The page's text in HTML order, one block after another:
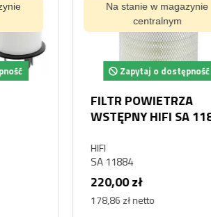
Na stanie w magazynie
centralnym
Zapytaj o dostępność
FILTR POWIETRZA
WSTĘPNY HIFI SA 11884
SA 11884
220,00 zł
178,86 zł netto